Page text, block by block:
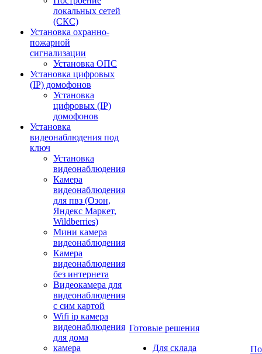
локальных сетей
(СКС)
Установка охранно-
пожарной
сигнализации
Установка ОПС
Установка цифровых
(IP) домофонов
Установка
цифровых (IP)
домофонов
Установка
видеонаблюдения под
ключ
Установка
видеонаблюдения
Камера
видеонаблюдения
для пвз (Озон,
Яндекс Маркет,
Wildberries)
Мини камера
видеонаблюдения
Камера
видеонаблюдения
без интернета
Видеокамера для
видеонаблюдения
с сим картой
Wifi ip камера
видеонаблюдения
для дома
камера
Готовые решения
Для склада